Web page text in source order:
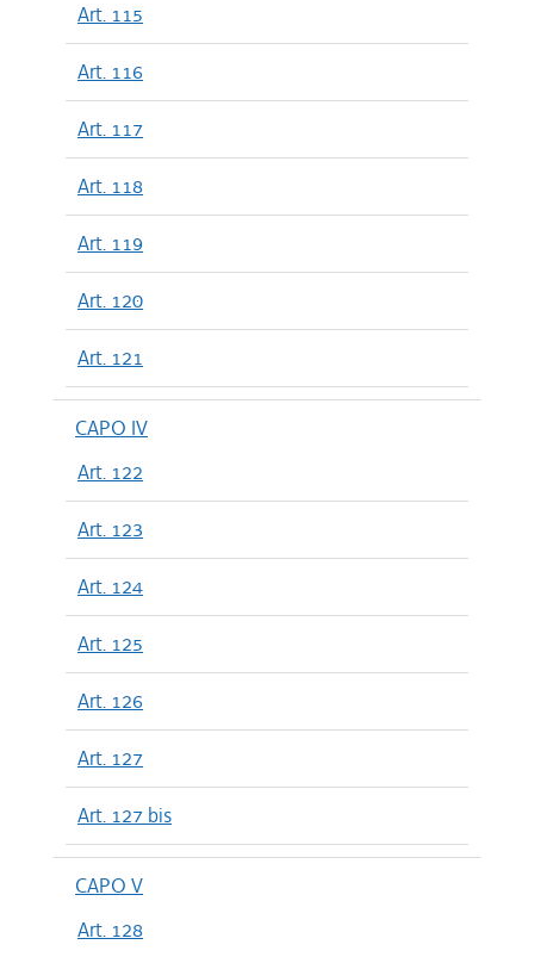
Art. 115
Art. 116
Art. 117
Art. 118
Art. 119
Art. 120
Art. 121
CAPO IV
Art. 122
Art. 123
Art. 124
Art. 125
Art. 126
Art. 127
Art. 127 bis
CAPO V
Art. 128